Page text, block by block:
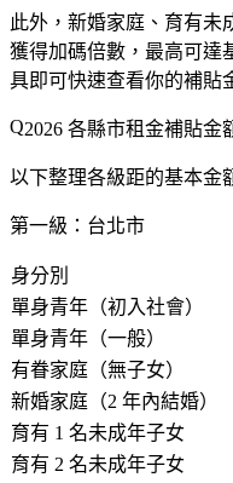
此外，新婚家庭、育有未
獲得加碼倍數 ，最高可達
具即可快速查看你的補貼
2026 各縣市租金補貼金
以下整理各級距的基本金
第一級：台北市
身分別
單身青年（初入社會）
單身青年（一般）
有眷家庭（無子女）
新婚家庭（2 年內結婚）
育有 1 名未成年子女
育有 2 名未成年子女